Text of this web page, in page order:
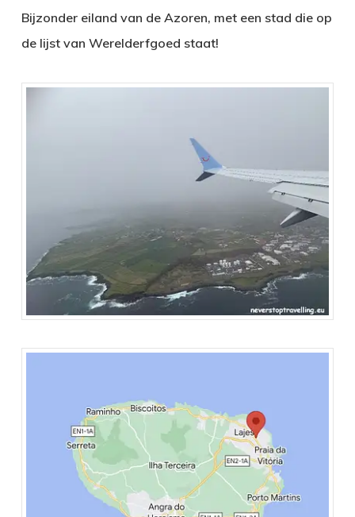
Bijzonder eiland van de Azoren, met een stad die op
de lijst van Werelderfgoed staat!